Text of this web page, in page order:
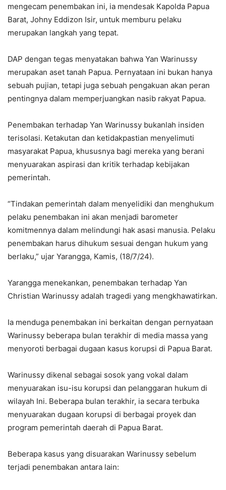
mengecam penembakan ini, ia mendesak Kapolda Papua
Barat, Johny Eddizon Isir, untuk memburu pelaku
merupakan langkah yang tepat.
DAP dengan tegas menyatakan bahwa Yan Warinussy
merupakan aset tanah Papua. Pernyataan ini bukan hanya
sebuah pujian, tetapi juga sebuah pengakuan akan peran
pentingnya dalam memperjuangkan nasib rakyat Papua.
Penembakan terhadap Yan Warinussy bukanlah insiden
terisolasi. Ketakutan dan ketidakpastian menyelimuti
masyarakat Papua, khususnya bagi mereka yang berani
menyuarakan aspirasi dan kritik terhadap kebijakan
pemerintah.
“Tindakan pemerintah dalam menyelidiki dan menghukum
pelaku penembakan ini akan menjadi barometer
komitmennya dalam melindungi hak asasi manusia. Pelaku
penembakan harus dihukum sesuai dengan hukum yang
berlaku,” ujar Yarangga, Kamis, (18/7/24).
Yarangga menekankan, penembakan terhadap Yan
Christian Warinussy adalah tragedi yang mengkhawatirkan.
Ia menduga penembakan ini berkaitan dengan pernyataan
Warinussy beberapa bulan terakhir di media massa yang
menyoroti berbagai dugaan kasus korupsi di Papua Barat.
Warinussy dikenal sebagai sosok yang vokal dalam
menyuarakan isu-isu korupsi dan pelanggaran hukum di
wilayah Ini. Beberapa bulan terakhir, ia secara terbuka
menyuarakan dugaan korupsi di berbagai proyek dan
program pemerintah daerah di Papua Barat.
Beberapa kasus yang disuarakan Warinussy sebelum
terjadi penembakan antara lain: